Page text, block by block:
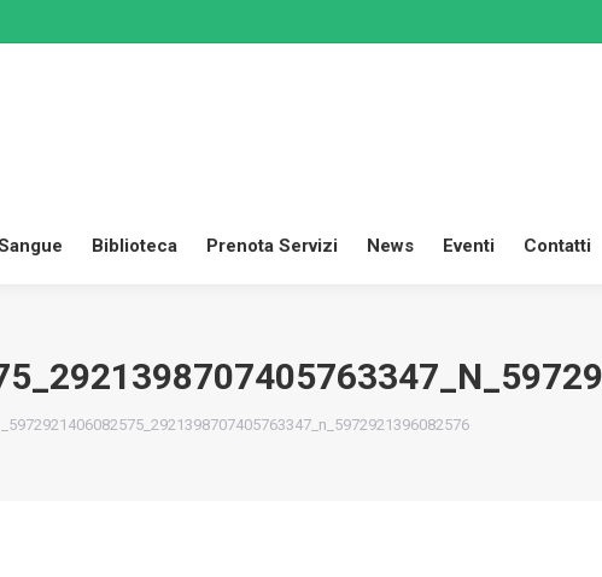
Biblioteca Prenota Servizi News Eventi Contatti